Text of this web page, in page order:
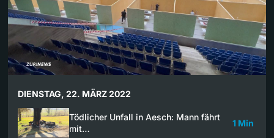
DIENSTAG, 22. MÄRZ 2022
Tödlicher Unfall in Aesch: Mann fährt
mit…
1 Min